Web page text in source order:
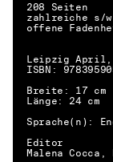
DE → EN
208 Seiten
zahlreiche s/
offene
Leipzig April,
ISBN:
Breite: 17 cm
Länge: 24 cm
Sprache(n):
Editor
Malena